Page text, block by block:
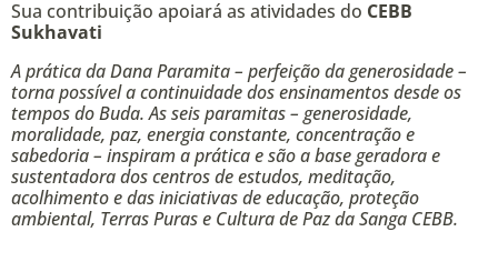
Sua contribuição apoiará as atividades do CEBB
Sukhavati
A prática da Dana Paramita – perfeição da generosidade –
torna possível a continuidade dos ensinamentos desde os
tempos do Buda. As seis paramitas – generosidade,
moralidade, paz, energia constante, concentração e
sabedoria – inspiram a prática e são a base geradora e
sustentadora dos centros de estudos, meditação,
acolhimento e das iniciativas de educação, proteção
ambiental, Terras Puras e Cultura de Paz da Sanga CEBB.